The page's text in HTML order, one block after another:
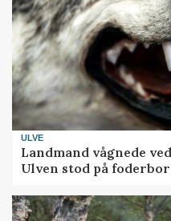
ULVE
Landmand vågnede
Ulven stod på